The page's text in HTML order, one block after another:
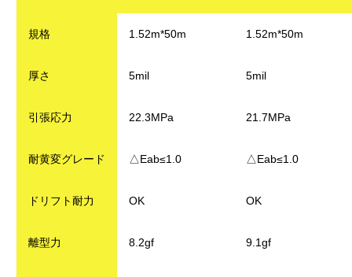
規格 1.52m*50m 1.52m*50m
厚さ 5mil 5mil
引張応力 22.3MPa 21.7MPa
耐黄変グレード △Eab≤1.0 △Eab≤1.0
ドリフト耐力 OK OK
離型力 8.2gf 9.1gf